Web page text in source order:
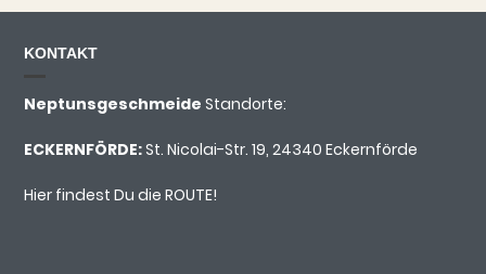
KONTAKT
NeptunsgeschmeideStandorte:
ECKERNFÖRDE:St. Nicolai-Str. 19, 24340 Eckernförde
Hier findest Du die ROUTE!